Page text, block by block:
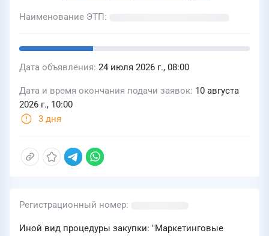
Наименование ЭТП
Дата объявления 24 июля 2026 г., 08:00
Дата и время окончания подачи заявок 10 августа
2026 г., 10:00
3 дня
Регистрационный номер
Иной вид процедуры закупки: "Маркетинговые